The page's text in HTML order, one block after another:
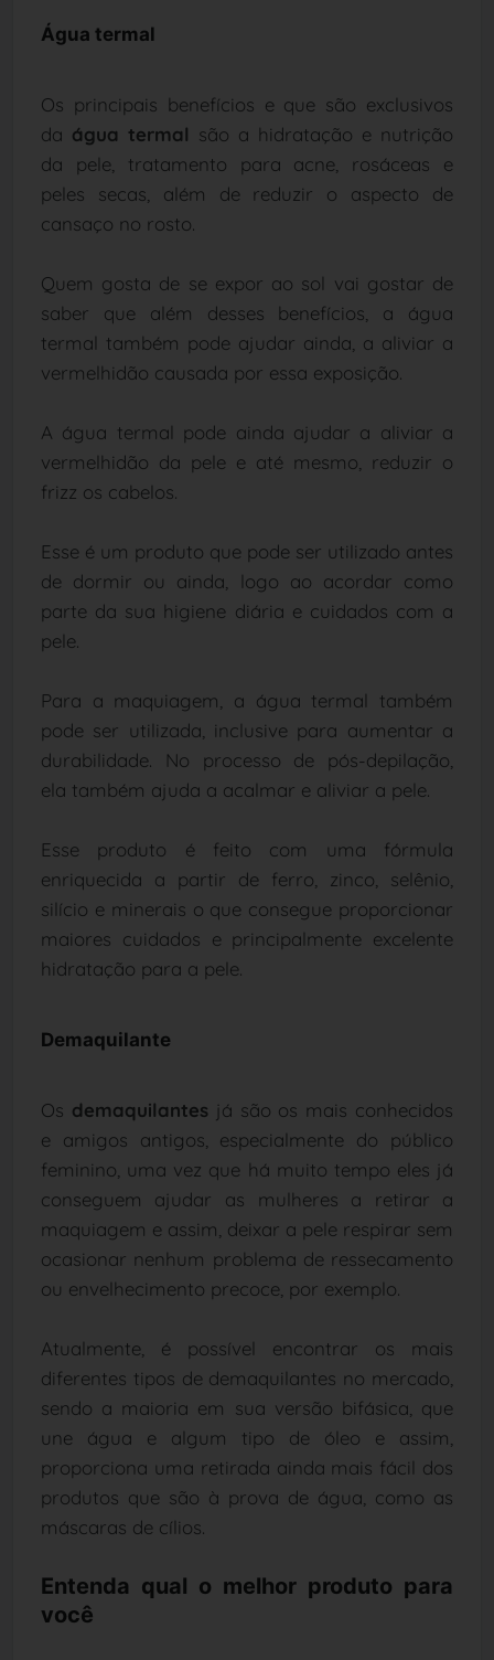
Água termal
Os principais benefícios e que são exclusivos
da água termal são a hidratação e nutrição
da pele, tratamento para acne, rosáceas e
peles secas, além de reduzir o aspecto de
cansaço no rosto.
Quem gosta de se expor ao sol vai gostar de
saber que além desses benefícios, a água
termal também pode ajudar ainda, a aliviar a
vermelhidão causada por essa exposição.
A água termal pode ainda ajudar a aliviar a
vermelhidão da pele e até mesmo, reduzir o
frizz os cabelos.
Esse é um produto que pode ser utilizado antes
de dormir ou ainda, logo ao acordar como
parte da sua higiene diária e cuidados com a
pele.
Para a maquiagem, a água termal também
pode ser utilizada, inclusive para aumentar a
durabilidade. No processo de pós-depilação,
ela também ajuda a acalmar e aliviar a pele.
Esse produto é feito com uma fórmula
enriquecida a partir de ferro, zinco, selênio,
silício e minerais o que consegue proporcionar
maiores cuidados e principalmente excelente
hidratação para a pele.
Demaquilante
Os demaquilantes já são os mais conhecidos
e amigos antigos, especialmente do público
feminino, uma vez que há muito tempo eles já
conseguem ajudar as mulheres a retirar a
maquiagem e assim, deixar a pele respirar sem
ocasionar nenhum problema de ressecamento
ou envelhecimento precoce, por exemplo.
Atualmente, é possível encontrar os mais
diferentes tipos de demaquilantes no mercado,
sendo a maioria em sua versão bifásica, que
une água e algum tipo de óleo e assim,
proporciona uma retirada ainda mais fácil dos
produtos que são à prova de água, como as
máscaras de cílios.
Entenda qual o melhor produto para
você